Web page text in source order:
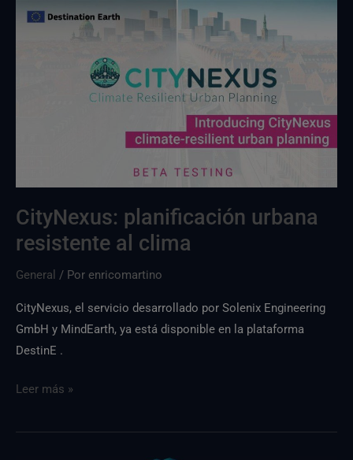
CityNexus: planificación urbana
resistente al clima
General / Por enricomartino
CityNexus, el servicio desarrollado por Solenix Engineering
GmbH y MindEarth, ya está disponible en la plataforma
DestinE .
Presentamos
Leer más »